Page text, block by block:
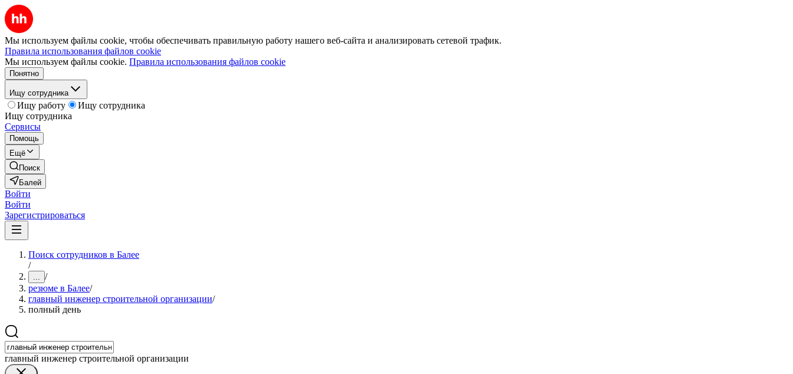
Мы используем файлы cookie, чтобы обеспечивать правильную работу нашего веб-сайта и анализировать сетевой трафик.
Правила использования файлов cookie
Мы используем файлы cookie. Правила использования файлов cookie
Понятно
Ищу сотрудника
Ищу работу
Ищу сотрудника
Ищу сотрудника
Сервисы
Помощь
Ещё
Поиск
Балей
Войти
Войти
Зарегистрироваться
Поиск сотрудников в Балее
/
... /
резюме в Балее/
главный инженер строительной организации/
полный день
главный инженер строительной организации